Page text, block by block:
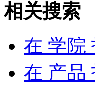
相关搜索
在 学院
在 产品